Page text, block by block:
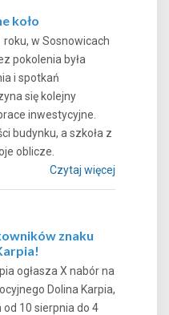
koło
w Sosnowicach
pokolenia była
i spotkań
się kolejny
inwestycyjne.
budynku, a szkoła z
oblicze.
Czytaj więcej
znaku
ogłasza X nabór na
Dolina Karpia,
od 10 sierpnia do 4